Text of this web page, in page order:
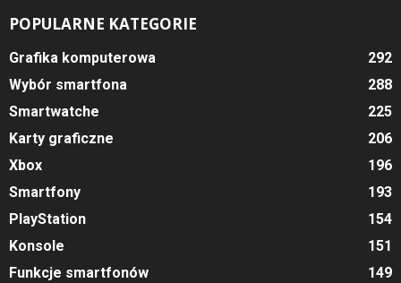
POPULARNE KATEGORIE
Grafika komputerowa
292
Wybór smartfona
288
Smartwatche
225
Karty graficzne
206
Xbox
196
Smartfony
193
PlayStation
154
Konsole
151
Funkcje smartfonów
149